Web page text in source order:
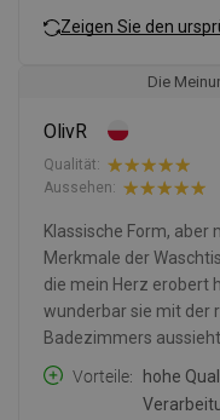
Zeigen Sie den
Die
OlivR
Qualität:
Aussehen:
Klassische Form, aber
Merkmale der
die mein Herz erobert
wunderbar sie mit der
Badezimmers
Vorteile
hohe